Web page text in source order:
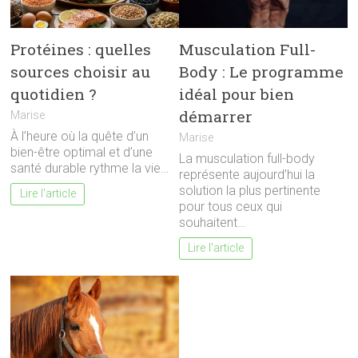
Protéines : quelles
sources choisir au
quotidien ?
Marise
À l’heure où la quête d’un
bien-être optimal et d’une
santé durable rythme la vie…
Lire l'article
Musculation Full-
Body : Le programme
idéal pour bien
démarrer
Marise
La musculation full-body
représente aujourd’hui la
solution la plus pertinente
pour tous ceux qui
souhaitent…
Lire l'article